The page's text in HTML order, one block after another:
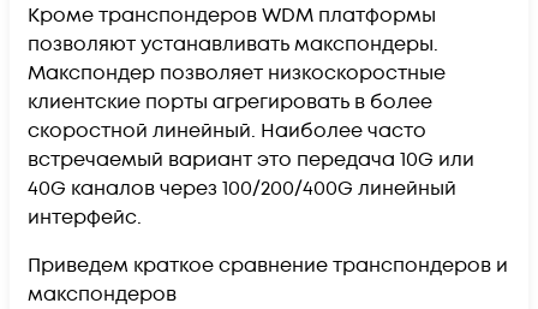
Кроме транспондеров WDM платформы
позволяют устанавливать макспондеры.
Макспондер позволяет низкоскоростные
клиентские порты агрегировать в более
скоростной линейный. Наиболее часто
встречаемый вариант это передача 10G или
40G каналов через 100/200/400G линейный
интерфейс.
Приведем краткое сравнение транспондеров и
макспондеров